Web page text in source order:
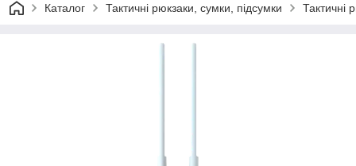
Каталог Тактичні рюкзаки, сумки, підсумки Тактичні